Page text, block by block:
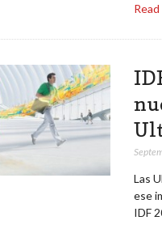
Las
ese
IDF